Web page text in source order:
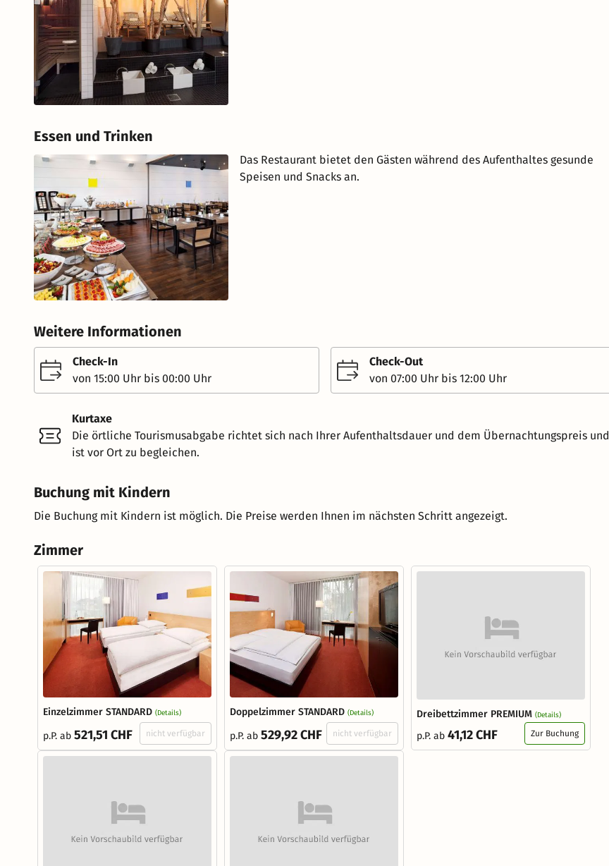
Essen und Trinken
Das Restaurant bietet den Gästen während des Aufenthaltes gesunde
Speisen und Snacks an.
Weitere Informationen
Check-In
von 15:00 Uhr bis 00:00 Uhr
Check-Out
von 07:00 Uhr bis 12:00 Uhr
Kurtaxe
Die örtliche Tourismusabgabe richtet sich nach Ihrer Aufenthaltsdauer und dem Übernachtungspreis und
ist vor Ort zu begleichen.
Buchung mit Kindern
Die Buchung mit Kindern ist möglich. Die Preise werden Ihnen im nächsten Schritt angezeigt.
Zimmer
Einzelzimmer STANDARD (Details)
p.P. ab 521,51 CHF nicht verfügbar
Doppelzimmer STANDARD (Details)
p.P. ab 529,92 CHF nicht verfügbar
Dreibettzimmer PREMIUM (Details)
p.P. ab 41,12 CHF Zur Buchung